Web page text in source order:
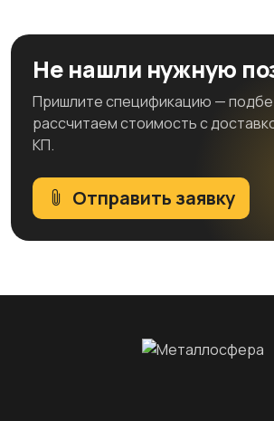
Не нашли нужную
Пришлите спецификацию —
рассчитаем стоимость с
КП.
Отправить заявку